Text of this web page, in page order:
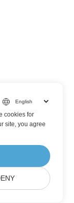
cookies for
site, you agree